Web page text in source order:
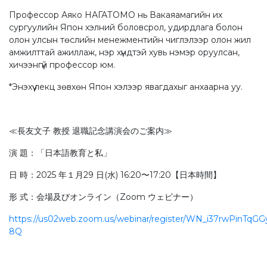
Профессор Аяко НАГАТОМО нь Вакаяамагийн их
сургуулийн Япон хэлний боловсрол, удирдлага болон
олон улсын төслийн менежментийн чиглэлээр олон жил
амжилттай ажиллаж, нэр хүндтэй хувь нэмэр оруулсан,
хичээнгүй профессор юм.
*Энэхүү лекц зөвхөн Япон хэлээр явагдахыг анхаарна уу.
≪⻑友⽂⼦ 教授 退職記念講演会のご案内≫
演 題：「⽇本語教育と私」
⽇ 時：2025 年１⽉29 ⽇(⽔) 16:20〜17:20【⽇本時間】
形 式：会場及びオンライン（Zoom ウェビナー）
https://us02web.zoom.us/webinar/register/
8Q